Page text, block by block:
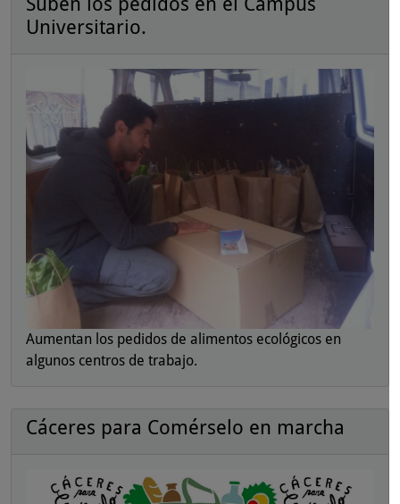
Universitario.
Aumentan los pedidos de alimentos ecológicos en
algunos centros de trabajo.
Cáceres para Comérselo en marcha